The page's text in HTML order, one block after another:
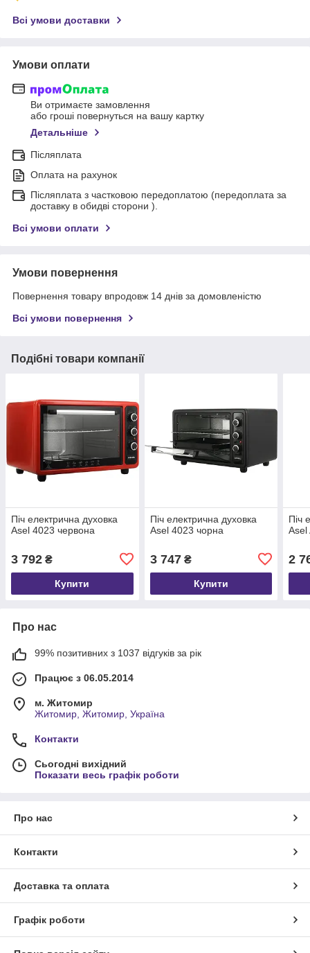
Всі умови доставки
Умови оплати
Ви отримаєте замовлення
або гроші повернуться на вашу картку
Детальніше
Післяплата
Оплата на рахунок
Післяплата з частковою передоплатою (передоплата за
доставку в обидві сторони ).
Всі умови оплати
Умови повернення
Повернення товару впродовж 14 днів за домовленістю
Всі умови повернення
Подібні товари компанії
Піч електрична духовка
Asel 4023 червона
3 792 ₴
Купити
Піч електрична духовка
Asel 4023 чорна
3 747₴
Купити
Піч
Asel
2
Про нас
99% позитивних з 1037 відгуків за рік
Працює з 06.05.2014
м. Житомир
Житомир, Житомир, Україна
Контакти
Сьогодні вихідний
Показати весь графік роботи
Про нас
Контакти
Доставка та оплата
Графік роботи